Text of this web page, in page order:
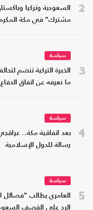
2
السعودية وتركيا
مشترك" في مكة
3
سياسة
الخبرة التركية تنضم
ما نعرفه عن اتفاق
4
سياسة
بعد اتفاقية مكة..
رسالة للدول الإسلامية
5
سياسة
العامري يطالب "فصائل
الرد على القصف